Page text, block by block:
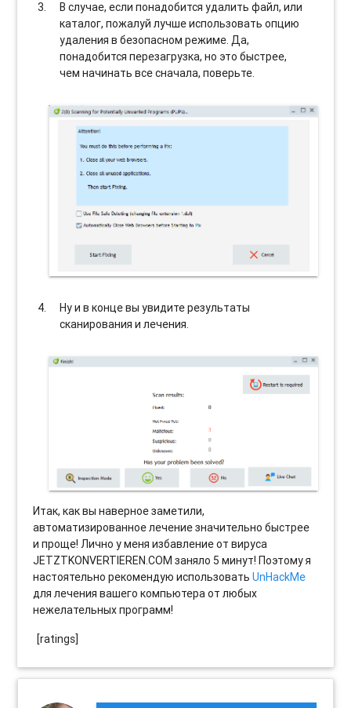
В случае, если понадобится удалить файл, или
каталог, пожалуй лучше использовать опцию
удаления в безопасном режиме. Да,
понадобится перезагрузка, но это быстрее,
чем начинать все сначала, поверьте.
Ну и в конце вы увидите результаты
сканирования и лечения.
Итак, как вы наверное заметили,
автоматизированное лечение значительно быстрее
и проще! Лично у меня избавление от вируса
JETZTKONVERTIEREN.COM заняло 5 минут! Поэтому я
настоятельно рекомендую использоватьUnHackMe
для лечения вашего компьютера от любых
нежелательных программ!
[ratings]